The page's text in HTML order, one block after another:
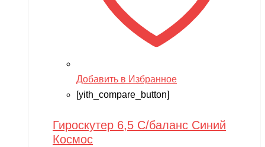
Добавить в Избранное
[yith_compare_button]
Гироскутер 6,5 С/баланс Синий
Космос